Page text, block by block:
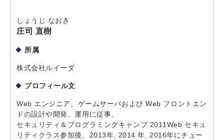
しょうじ なおき
庄司 直樹
所属
株式会社ルイーダ
プロフィール文
Web エンジニア。ゲームサーバおよび Web フロントエン
ドの設計や開発、運用に従事。
セキュリティ＆プログラミングキャンプ 2011Web セキュ
リティクラス参加後、2013年, 2014 年, 2016年にチュー